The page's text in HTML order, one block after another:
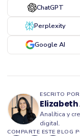
ChatGPT
Perplexity
Google AI
ESCRITO POR
Analítica y
digital.
COMPARTE ESTE BLOG